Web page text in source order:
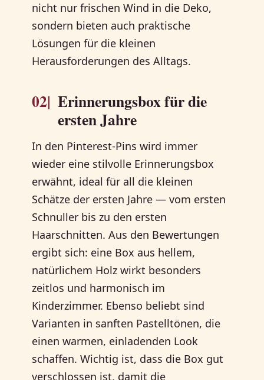
nicht nur frischen Wind in die Deko,
sondern bieten auch praktische
Lösungen für die kleinen
Herausforderungen des Alltags.
02| Erinnerungsbox für die
ersten Jahre
In den Pinterest-Pins wird immer
wieder eine stilvolle Erinnerungsbox
erwähnt, ideal für all die kleinen
Schätze der ersten Jahre — vom ersten
Schnuller bis zu den ersten
Haarschnitten. Aus den Bewertungen
ergibt sich: eine Box aus hellem,
natürlichem Holz wirkt besonders
zeitlos und harmonisch im
Kinderzimmer. Ebenso beliebt sind
Varianten in sanften Pastelltönen, die
einen warmen, einladenden Look
schaffen. Wichtig ist, dass die Box gut
verschlossen ist, damit die